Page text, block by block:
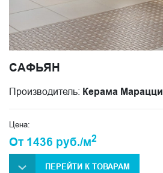
САФЬЯН
Производитель: Керама Марацци
Цена:
От 1436 руб./м2
ПЕРЕЙТИ К ТОВАРАМ